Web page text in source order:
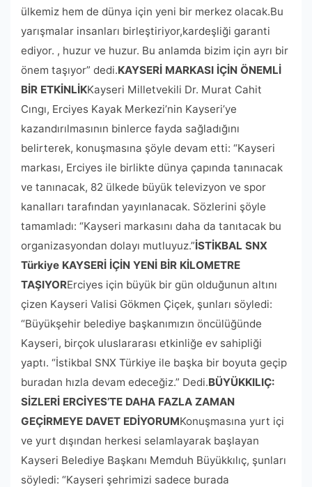
ülkemiz hem de dünya için yeni bir merkez olacak.Bu
yarışmalar insanları birleştiriyor,kardeşliği garanti
ediyor. , huzur ve huzur. Bu anlamda bizim için ayrı bir
önem taşıyor” dedi.KAYSERİ MARKASI İÇİN ÖNEMLİ
BİR ETKİNLİKKayseri Milletvekili Dr. Murat Cahit
Cıngı, Erciyes Kayak Merkezi’nin Kayseri’ye
kazandırılmasının binlerce fayda sağladığını
belirterek, konuşmasına şöyle devam etti: “Kayseri
markası, Erciyes ile birlikte dünya çapında tanınacak
ve tanınacak, 82 ülkede büyük televizyon ve spor
kanalları tarafından yayınlanacak. Sözlerini şöyle
tamamladı: “Kayseri markasını daha da tanıtacak bu
organizasyondan dolayı mutluyuz.”İSTİKBAL SNX
Türkiye KAYSERİ İÇİN YENİ BİR KİLOMETRE
TAŞIYORErciyes için büyük bir gün olduğunun altını
çizen Kayseri Valisi Gökmen Çiçek, şunları söyledi:
“Büyükşehir belediye başkanımızın öncülüğünde
Kayseri, birçok uluslararası etkinliğe ev sahipliği
yaptı. “İstikbal SNX Türkiye ile başka bir boyuta geçip
buradan hızla devam edeceğiz.” Dedi.BÜYÜKKILIÇ:
SİZLERİ ERCİYES’TE DAHA FAZLA ZAMAN
GEÇİRMEYE DAVET EDİYORUMKonuşmasına yurt içi
ve yurt dışından herkesi selamlayarak başlayan
Kayseri Belediye Başkanı Memduh Büyükkılıç, şunları
söyledi: “Kayseri şehrimizi sadece burada